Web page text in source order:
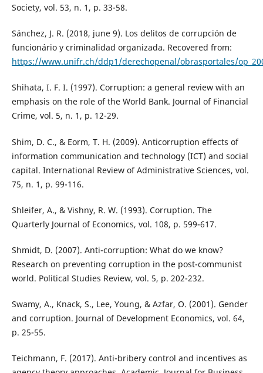
Society, vol. 53, n. 1, p. 33-58.
Sánchez, J. R. (2018, june 9). Los delitos de corrupción de
funcionário y criminalidad organizada. Recovered from:
https://www.unifr.ch/ddp1/derechopenal/obrasportales/
Shihata, I. F. I. (1997). Corruption: a general review with an
emphasis on the role of the World Bank. Journal of Financial
Crime, vol. 5, n. 1, p. 12-29.
Shim, D. C., & Eorm, T. H. (2009). Anticorruption effects of
information communication and technology (ICT) and social
capital. International Review of Administrative Sciences, vol.
75, n. 1, p. 99-116.
Shleifer, A., & Vishny, R. W. (1993). Corruption. The
Quarterly Journal of Economics, vol. 108, p. 599-617.
Shmidt, D. (2007). Anti-corruption: What do we know?
Research on preventing corruption in the post-communist
world. Political Studies Review, vol. 5, p. 202-232.
Swamy, A., Knack, S., Lee, Young, & Azfar, O. (2001). Gender
and corruption. Journal of Development Economics, vol. 64,
p. 25-55.
Teichmann, F. (2017). Anti-bribery control and incentives as